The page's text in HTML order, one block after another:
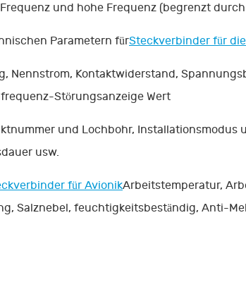
und hohe Frequenz (begrenzt durch
Parametern fürSteckverbinder für
Nennstrom, Kontaktwiderstand,
Störungsanzeige Wert
und Lochbohr, Installationsmodus
usw.
für AvionikArbeitstemperatur,
Salznebel, feuchtigkeitsbeständig, Anti-